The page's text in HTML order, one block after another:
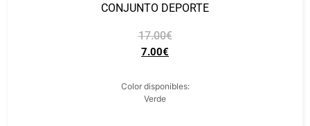
CONJUNTO DEPORTE
17.00€
7.00€
Color disponibles:
Verde